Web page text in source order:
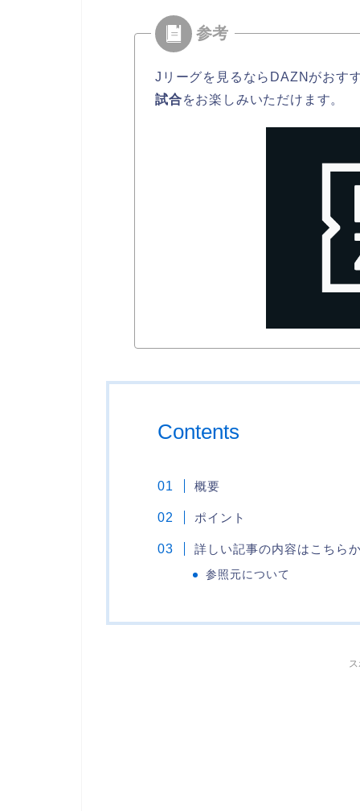
Jリーグを見るならDAZNがおす
試合をお楽しみいただけます。
Contents
概要
ポイント
詳しい記事の内容はこちら
参照元について